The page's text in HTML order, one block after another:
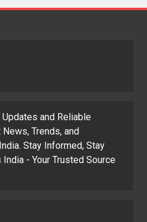
and Reliable
Trends, and
Stay Informed, Stay
- Your Trusted Source